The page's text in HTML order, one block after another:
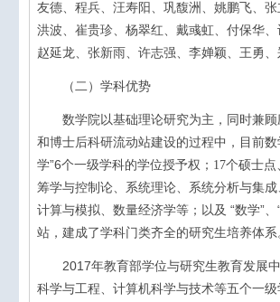
友德、程兵、汪寿阳、巩馥洲、姚鹏飞、
洪波、崔贵珍、杨翠红、戴彧虹、付保华
赵延龙、张新雨、许志强、李婵颖、王勇
（二）学科优势
数学院以基础理论研究为主，同时兼顾
和博士后科研流动站建设的过程中，目前数
学”6个一级学科的学位授予权； 17个硕士点
筹学与控制论、系统理论、系统分析与集
计算与模拟、数量经济学等； 以及 “数学”、
站，建成了学科门类齐全的研究生培养体系
2017年教育部学位与研究生教育发展
科学与工程、计算机科学与技术等五个一